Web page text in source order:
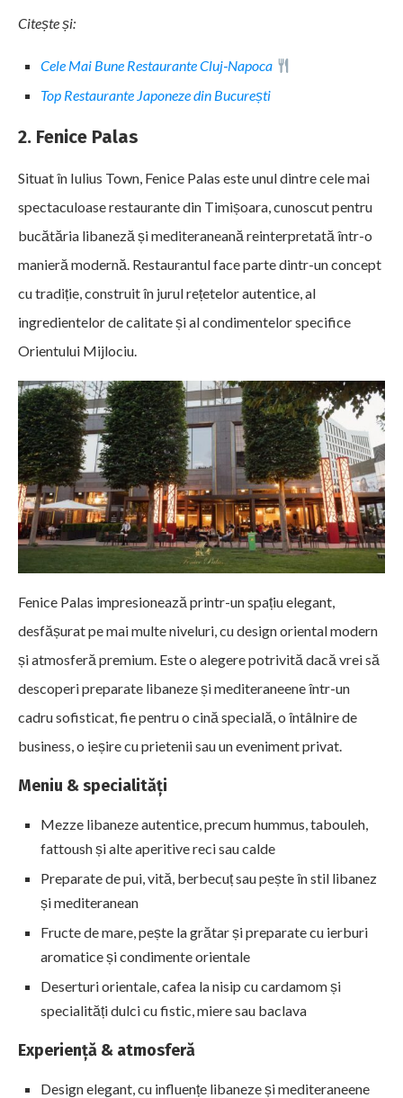
Citește și:
Cele Mai Bune Restaurante Cluj‑Napoca
Top Restaurante Japoneze din București
2. Fenice Palas
Situat în Iulius Town, Fenice Palas este unul dintre cele mai
spectaculoase restaurante din Timișoara, cunoscut pentru
bucătăria libaneză și mediteraneană reinterpretată într-o
manieră modernă. Restaurantul face parte dintr-un concept
cu tradiție, construit în jurul rețetelor autentice, al
ingredientelor de calitate și al condimentelor specifice
Orientului Mijlociu.
Fenice Palas impresionează printr-un spațiu elegant,
desfășurat pe mai multe niveluri, cu design oriental modern
și atmosferă premium. Este o alegere potrivită dacă vrei să
descoperi preparate libaneze și mediteraneene într-un
cadru sofisticat, fie pentru o cină specială, o întâlnire de
business, o ieșire cu prietenii sau un eveniment privat.
Meniu & specialități
Mezze libaneze autentice, precum hummus, tabouleh,
fattoush și alte aperitive reci sau calde
Preparate de pui, vită, berbecuț sau pește în stil libanez
și mediteranean
Fructe de mare, pește la grătar și preparate cu ierburi
aromatice și condimente orientale
Deserturi orientale, cafea la nisip cu cardamom și
specialități dulci cu fistic, miere sau baclava
Experiență & atmosferă
Design elegant, cu influențe libaneze și mediteraneene